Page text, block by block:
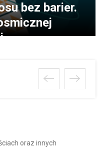
bez barier.
oraz innych